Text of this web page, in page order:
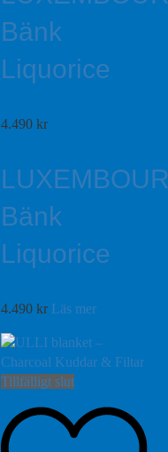
Bänk
Liquorice
4.490 kr
Bänk
Liquorice
4.490 kr Läs mer
Tillfälligt slut